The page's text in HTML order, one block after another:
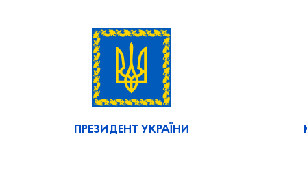
ПРЕЗИДЕНТ УКРАЇНИ